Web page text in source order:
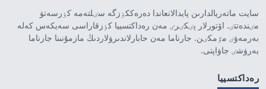
سايت ماتەريالدارىن پايدالانعاندا دەرەككٶزگە سٸلتەمە كٶرسەتۋ
مٸندەتتٸ. اۆتورلار پٸكٸرٸ مەن رەداكتسييا كٶزقاراسى سەيكەس كەلە
بەرمەۋٸ مٷمكٸن. جارناما مەن حابارلاندىرۋلاردىڭ مازمۇنىنا جارناما
بەرۋشٸ جاۋاپتى.
رەداكتسييا